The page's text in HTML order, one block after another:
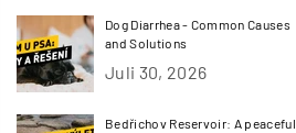
Dog Diarrhea - Common Causes
and Solutions
Juli 30, 2026
Bedřichov Reservoir: A peaceful